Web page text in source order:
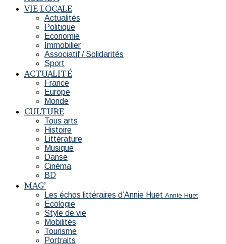
VIE LOCALE
Actualités
Politique
Economie
Immobilier
Associatif / Solidarités
Sport
ACTUALITÉ
France
Europe
Monde
CULTURE
Tous arts
Histoire
Littérature
Musique
Danse
Cinéma
BD
MAG’
Les échos littéraires d’Annie Huet Annie Huet
Ecologie
Style de vie
Mobilités
Tourisme
Portraits